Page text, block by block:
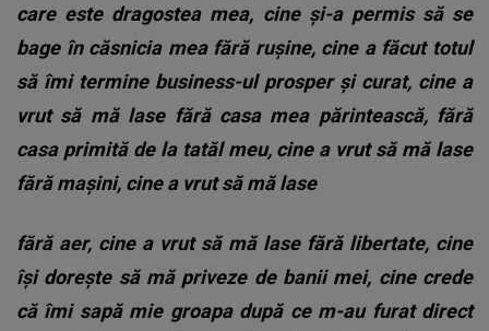
care este dragostea mea, cine și-a permis să se
bage în căsnicia mea fără rușine, cine a făcut totul
să îmi termine business-ul prosper și curat, cine a
vrut să mă lase fără casa mea părintească, fără
casa primită de la tatăl meu, cine a vrut să mă lase
fără mașini, cine a vrut să mă lase
fără aer, cine a vrut să mă lase fără libertate, cine
își dorește să mă priveze de banii mei, cine crede
că îmi sapă mie groapa după ce m-au furat direct